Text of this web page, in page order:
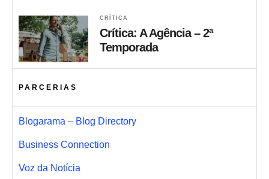
CRÍTICA
Crítica: A Agência – 2ª
Temporada
PARCERIAS
Blogarama – Blog Directory
Business Connection
Voz da Notícia